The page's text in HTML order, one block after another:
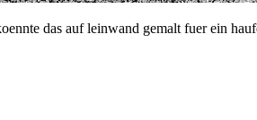
das auf leinwand gemalt fuer ein